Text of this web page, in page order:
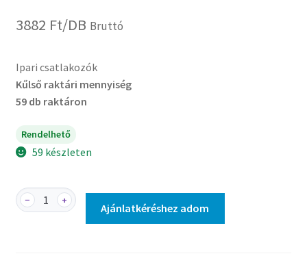
3882 Ft/DB Bruttó
Ipari csatlakozók
Kűlső raktári mennyiség
59 db raktáron
Rendelhető
59 készleten
TICS-
324IP67
− +
Ajánlatkéréshez adom